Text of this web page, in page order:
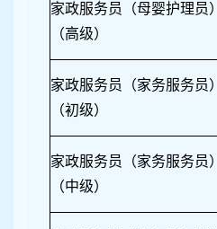
家政服务员（母婴护理员）
（高级）
家政服务员（家务服务员）
（初级）
家政服务员（家务服务员）
（中级）